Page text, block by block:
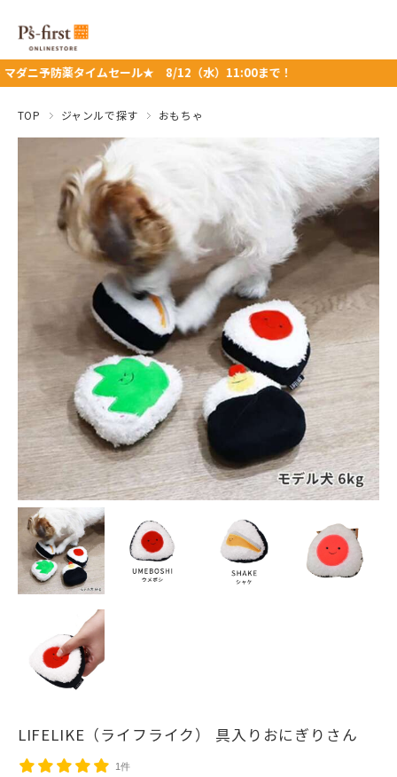
タイムセール★ 8/12（水）11:00まで！
TOP ジャンルで探す おもちゃ
LIFELIKE（ライフライク） 具入りおにぎりさん
1件